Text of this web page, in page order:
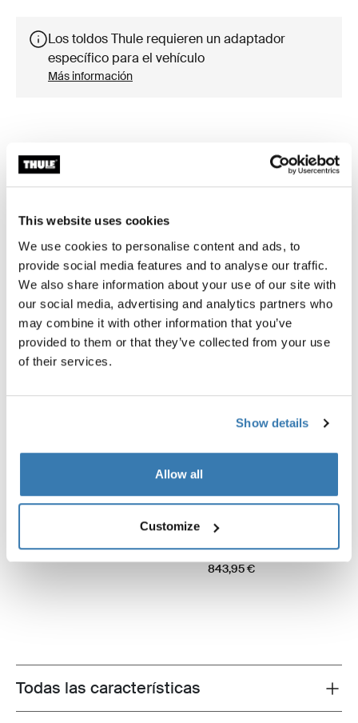
This website uses cookies
We use cookies to personalise content and ads, to
provide social media features and to analyse our traffic.
We also share information about your use of our site with
our social media, advertising and analytics partners who
may combine it with other information that you’ve
provided to them or that they’ve collected from your use
of their services.
Show details
Allow all
Customize
Los toldos Thule requieren un adaptador
específico para el vehículo
Más información
Accesorios para Thule Omnistor
Disponible online
abrazaderas de toldo negras
42,95 €
Novedad
tienda toldo 2.60m mediana
negro/gris/blanco
843,95 €
Toggle features
Todas las características